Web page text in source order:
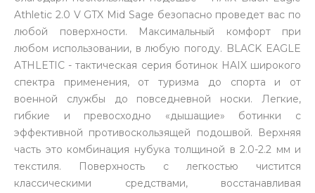
Athletic 2.0 V GTX Mid Sage безопасно проведет вас по
любой поверхности. Максимальный комфорт при
любом использовании, в любую погоду. BLACK EAGLE
ATHLETIC - тактическая серия ботинок HAIX широкого
спектра применения, от туризма до спорта и от
военной службы до повседневной носки. Легкие,
гибкие и превосходно «дышащие» ботинки с
эффективной противоскользящей подошвой. Верхняя
часть это комбинация нубука толщиной в 2.0-2.2 мм и
текстиля. Поверхность с легкостью чистится
классическими средствами, восстанавливая